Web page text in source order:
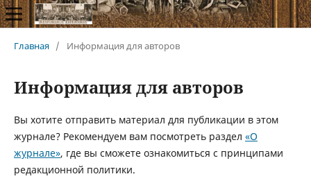
Главная / Информация для авторов
Информация для авторов
Вы хотите отправить материал для публикации в этом
журнале? Рекомендуем вам посмотреть раздел «О
журнале», где вы сможете ознакомиться с принципами
редакционной политики.